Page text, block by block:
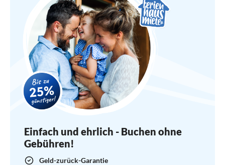
Einfach und ehrlich - Buchen ohne
Gebühren!
Geld-zurück-Garantie